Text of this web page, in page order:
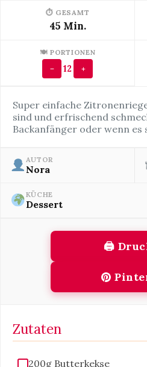
⏱ GESAMT
45 Min.
🍽 PORTIONEN
− 12 +
Super einfache
sind und erfrischend
Backanfänger oder wenn es
AUTOR
Nora
KÜCHE
Dessert
🖨
Zutaten
200g Butterkekse